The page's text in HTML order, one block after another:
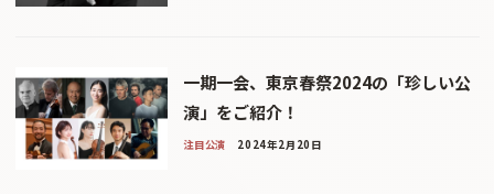
一期一会、東京春祭2024の「珍しい公
演」をご紹介！
注目公演 2024年2月20日